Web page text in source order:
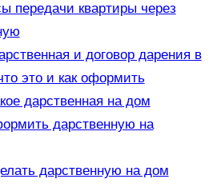
передачи квартиры через
и договор дарения в
это и как оформить
дарственная на дом
дарственную на
дарственную на дом